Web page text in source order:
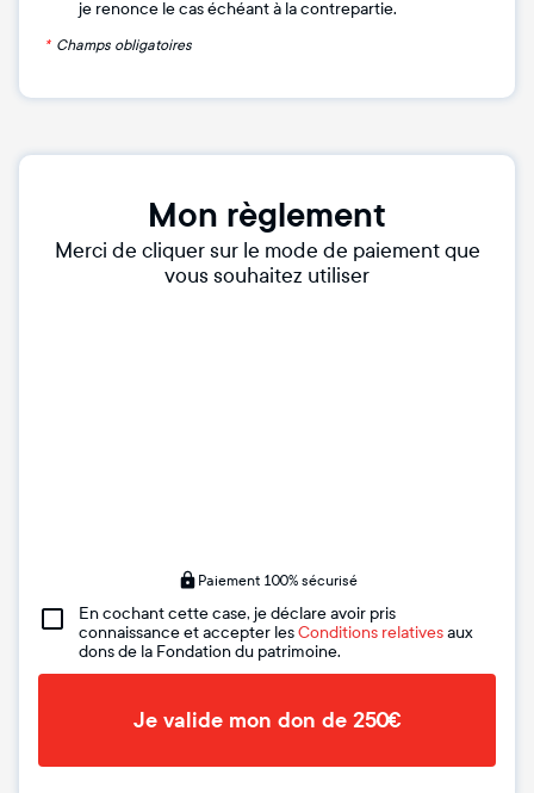
je renonce le cas échéant à la contrepartie.
* Champs obligatoires
Mon règlement
Merci de cliquer sur le mode de paiement que
vous souhaitez utiliser
Paiement 100% sécurisé
En cochant cette case, je déclare avoir pris
connaissance et accepter lesConditions relativesaux
dons de la Fondation du patrimoine.
Je valide mon don de 250€